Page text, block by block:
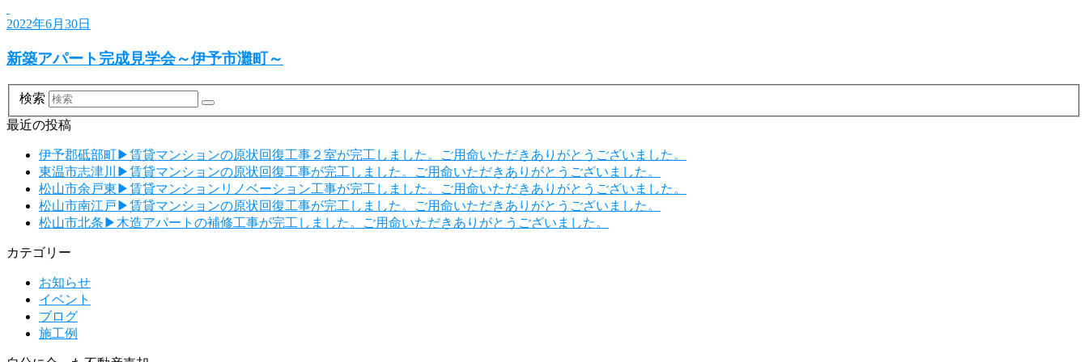
2022年6月30日
新築アパート完成見学会～伊予市灘町～
検索
最近の投稿
伊予郡砥部町▶賃貸マンションの原状回復工事２室が完工しました。ご用命いただきありがとうございました。
東温市志津川▶賃貸マンションの原状回復工事が完工しました。ご用命いただきありがとうございました。
松山市余戸東▶賃貸マンションリノベーション工事が完工しました。ご用命いただきありがとうございました。
松山市南江戸▶賃貸マンションの原状回復工事が完工しました。ご用命いただきありがとうございました。
松山市北条▶木造アパートの補修工事が完工しました。ご用命いただきありがとうございました。
カテゴリー
お知らせ
イベント
ブログ
施工例